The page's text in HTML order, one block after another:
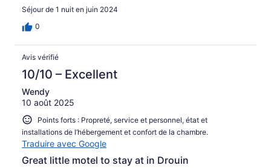
Séjour de 1 nuit en juin 2024
0
Avis vérifié
10/10 – Excellent
Wendy
10 août 2025
Points forts : Propreté, service et personnel, état et
installations de l’hébergement et confort de la chambre.
Traduire avec Google
Great little motel to stay at in Drouin